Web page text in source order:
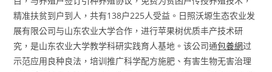
精准扶贫到户到人，共有138户225人受益。日照沃塬生态农业发
展有限公司与山东农业大学合作，进行苹果树优质丰产技术研
究，是山东农业大学教学科研实践育人基地。该公司通包養網过
示范应用良种良法，培训推广科学配方施肥、有害生物无害治理